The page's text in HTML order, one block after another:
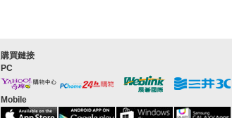
購買鏈接
PC
Mobile